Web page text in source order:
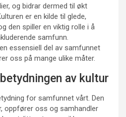
og bidrar dermed til økt
er en kilde til glede,
den spiller en viktig rolle i å
samfunn.
essensiell del av samfunnet
oss på mange ulike måter.
av kultur
for samfunnet vårt. Den
oppfører oss og samhandler